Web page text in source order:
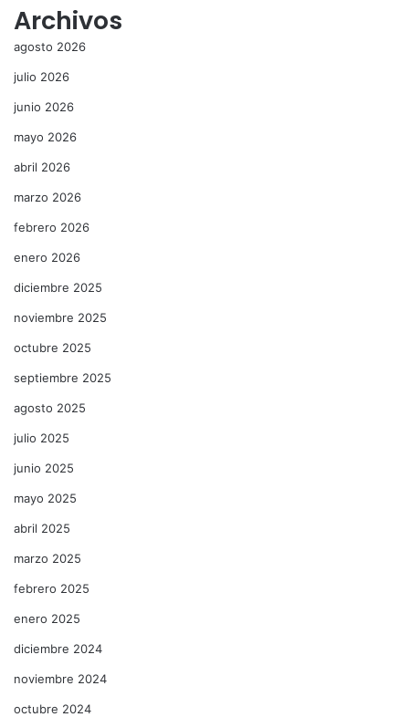
Archivos
agosto 2026
julio 2026
junio 2026
mayo 2026
abril 2026
marzo 2026
febrero 2026
enero 2026
diciembre 2025
noviembre 2025
octubre 2025
septiembre 2025
agosto 2025
julio 2025
junio 2025
mayo 2025
abril 2025
marzo 2025
febrero 2025
enero 2025
diciembre 2024
noviembre 2024
octubre 2024